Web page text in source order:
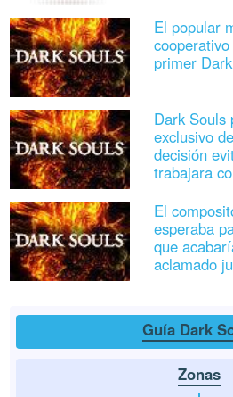
El popular
primer
Dark Souls
exclusivo
decisión
trabajara
El
esperaba
que
aclamado
Guía Dark
Zonas